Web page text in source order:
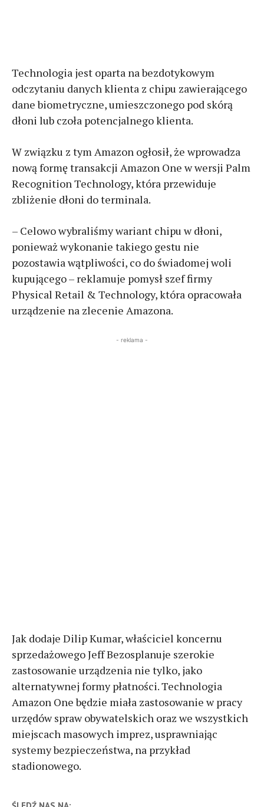
Technologia jest oparta na bezdotykowym
odczytaniu danych klienta z chipu zawierającego
dane biometryczne, umieszczonego pod skórą
dłoni lub czoła potencjalnego klienta.
W związku z tym Amazon ogłosił, że wprowadza
nową formę transakcji Amazon One w wersji Palm
Recognition Technology, która przewiduje
zbliżenie dłoni do terminala.
– Celowo wybraliśmy wariant chipu w dłoni,
ponieważ wykonanie takiego gestu nie
pozostawia wątpliwości, co do świadomej woli
kupującego – reklamuje pomysł szef firmy
Physical Retail & Technology, która opracowała
urządzenie na zlecenie Amazona.
- reklama -
Jak dodaje Dilip Kumar, właściciel koncernu
sprzedażowego Jeff Bezosplanuje szerokie
zastosowanie urządzenia nie tylko, jako
alternatywnej formy płatności. Technologia
Amazon One będzie miała zastosowanie w pracy
urzędów spraw obywatelskich oraz we wszystkich
miejscach masowych imprez, usprawniając
systemy bezpieczeństwa, na przykład
stadionowego.